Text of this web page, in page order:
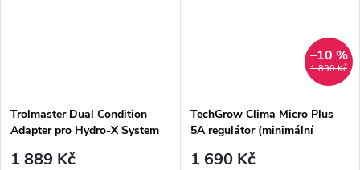
Trolmaster Dual Condition
Adapter pro Hydro-X System
1 889 Kč
1 890 Kč
–10 %
TechGrow Clima Micro Plus
5A regulátor (minimální
1 690 Kč